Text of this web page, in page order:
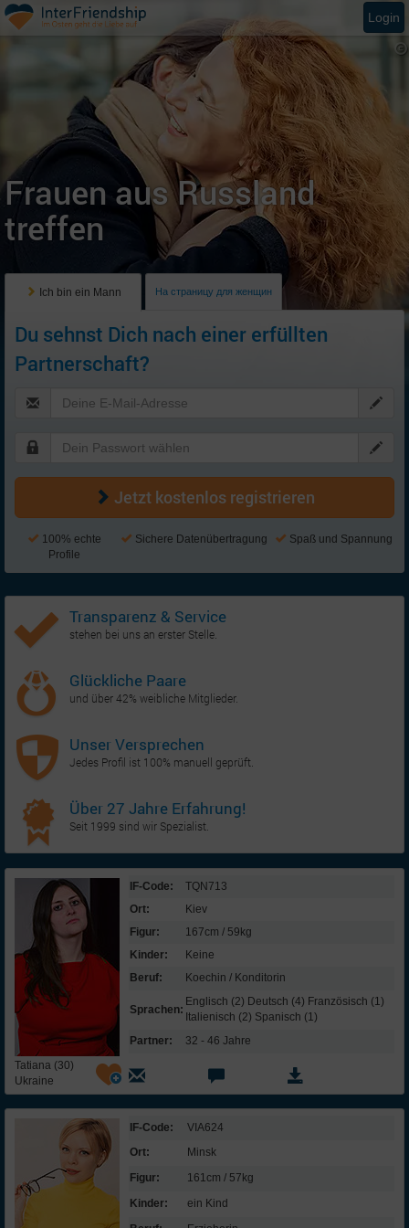
Frauen aus Russland
treffen
Ich bin ein Mann На страницу для женщин
Du sehnst Dich nach einer erfüllten
Partnerschaft?
Jetzt kostenlos registrieren
100% echte
Profile
Sichere Datenübertragung Spaß und Spannung
Transparenz & Service
stehen bei uns an erster Stelle.
Glückliche Paare
und über 42% weibliche Mitglieder.
Unser Versprechen
Jedes Profil ist 100% manuell geprüft.
Über 27 Jahre Erfahrung!
Seit 1999 sind wir Spezialist.
Tatiana (30)
Ukraine
IF-Code:
TQN713
Ort:
Kiev
Figur:
167cm / 59kg
Kinder:
Keine
Beruf:
Koechin / Konditorin
Sprachen:
Englisch (2) Deutsch (4) Französisch (1)
Italienisch (2) Spanisch (1)
Partner:
32 - 46 Jahre
IF-Code:
VIA624
Ort:
Minsk
Figur:
161cm / 57kg
Kinder:
ein Kind
Login